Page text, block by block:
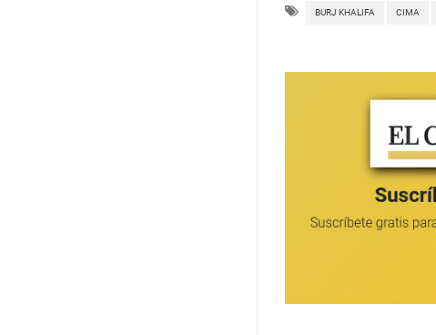
BURJ KHALIFA CIMA